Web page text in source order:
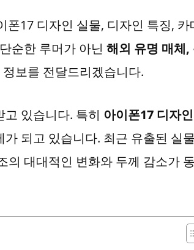
폰17 디자인 실물, 디자인 특징, 카
순한 루머가 아닌 해외 유명 매체,
보를 전달드리겠습니다.
있습니다. 특히 아이폰17 디자인
되고 있습니다. 최근 유출된 실
의 대대적인 변화와 두께 감소가